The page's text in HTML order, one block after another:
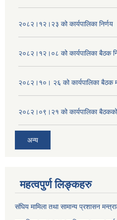
२०८२।१२।२३ को कार्यपालिका निर्णय
२०८२।१२।०८ को कार्यपालिका बैठक
२०८२।१०। २६ को कार्यपालिका बैठक
२०८२।०९।२१ को कार्यपालिका
अन्य
महत्वपुर्ण लिङ्कहरु
संघिय मामिला तथा सामान्य प्रशासन